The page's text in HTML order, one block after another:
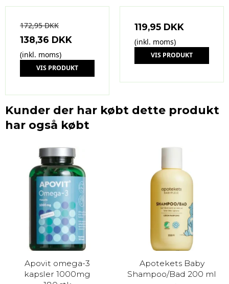
172,95 DKK
138,36 DKK
(inkl. moms)
VIS PRODUKT
119,95 DKK
(inkl. moms)
VIS PRODUKT
Kunder der har købt dette produkt
har også købt
Apovit omega-3
kapsler 1000mg
Apotekets Baby
Shampoo/Bad 200 ml